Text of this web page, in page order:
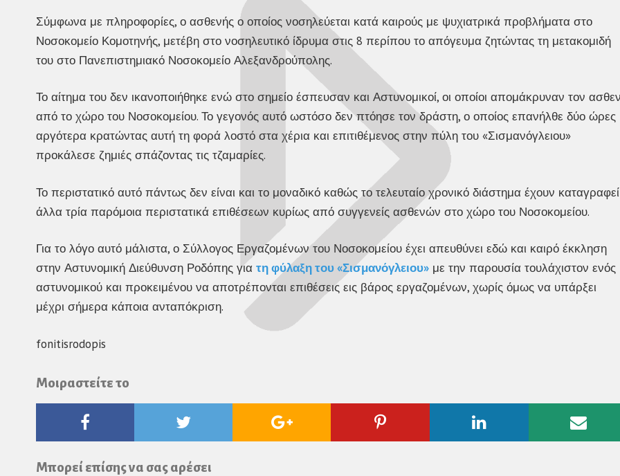
Σύμφωνα με πληροφορίες, ο ασθενής ο οποίος νοσηλεύεται κατά καιρούς με ψυχιατρικά προβλήματα στο
Νοσοκομείο Κομοτηνής, μετέβη στο νοσηλευτικό ίδρυμα στις 8 περίπου το απόγευμα ζητώντας τη μετακομιδή
του στο Πανεπιστημιακό Νοσοκομείο Αλεξανδρούπολης.
Το αίτημα του δεν ικανοποιήθηκε ενώ στο σημείο έσπευσαν και Αστυνομικοί, οι οποίοι απομάκρυναν τον
από το χώρο του Νοσοκομείου. Το γεγονός αυτό ωστόσο δεν πτόησε τον δράστη, ο οποίος επανήλθε δύο ώρες
αργότερα κρατώντας αυτή τη φορά λοστό στα χέρια και επιτιθέμενος στην πύλη του «Σισμανόγλειου»
προκάλεσε ζημιές σπάζοντας τις τζαμαρίες.
Το περιστατικό αυτό πάντως δεν είναι και το μοναδικό καθώς το τελευταίο χρονικό διάστημα έχουν καταγραφεί
άλλα τρία παρόμοια περιστατικά επιθέσεων κυρίως από συγγενείς ασθενών στο χώρο του Νοσοκομείου.
Για το λόγο αυτό μάλιστα, ο Σύλλογος Εργαζομένων του Νοσοκομείου έχει απευθύνει εδώ και καιρό έκκληση
στην Αστυνομική Διεύθυνση Ροδόπης για τη φύλαξη του «Σισμανόγλειου» με την παρουσία τουλάχιστον ενός
αστυνομικού και προκειμένου να αποτρέπονται επιθέσεις εις βάρος εργαζομένων, χωρίς όμως να υπάρξει
μέχρι σήμερα κάποια ανταπόκριση.
fonitisrodopis
Μοιραστείτε το
Twitter
Google
Pinterest Linkedin
Μπορεί επίσης να σας αρέσει